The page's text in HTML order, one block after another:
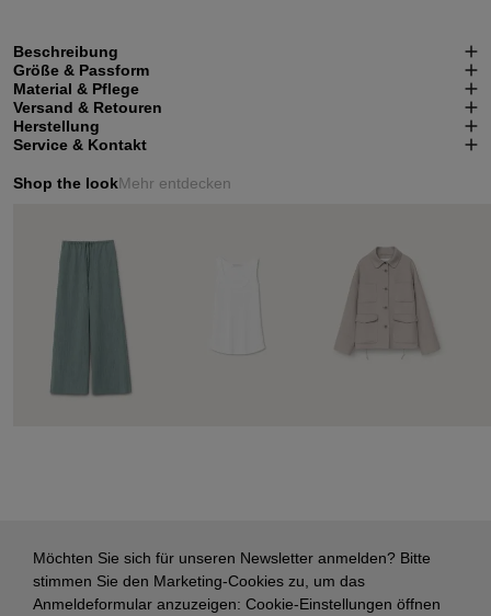
Beschreibung
Größe & Passform
Material & Pflege
Versand & Retouren
Herstellung
Service & Kontakt
Shop the lookMehr entdecken
Möchten Sie sich für unseren Newsletter anmelden? Bitte
stimmen Sie den Marketing-Cookies zu, um das
Anmeldeformular anzuzeigen: Cookie-Einstellungen öffnen